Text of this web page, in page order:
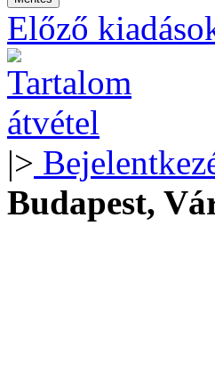
Előző
|>
Budapest,